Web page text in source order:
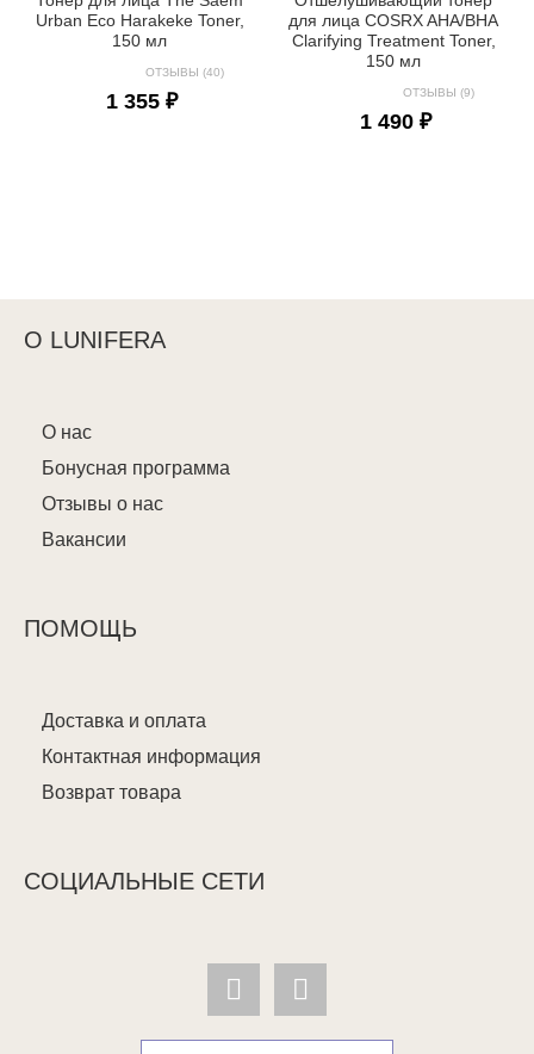
Urban Eco Harakeke Toner,
150 мл
ОТЗЫВЫ (40)
1 355 ₽
для лица COSRX AHA/BHA
Clarifying Treatment Toner,
150 мл
ОТЗЫВЫ (9)
1 490 ₽
О LUNIFERA
О нас
Бонусная программа
Отзывы о нас
Вакансии
ПОМОЩЬ
Доставка и оплата
Контактная информация
Возврат товара
СОЦИАЛЬНЫЕ СЕТИ